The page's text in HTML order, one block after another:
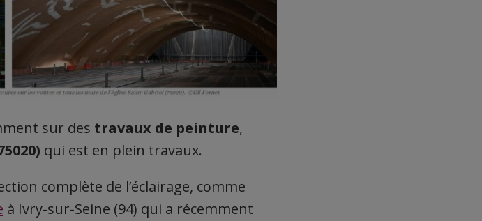
sur des travaux de peinture,
qui est en plein travaux.
complète de l’éclairage, comme
à Ivry-sur-Seine (94) qui a récemment